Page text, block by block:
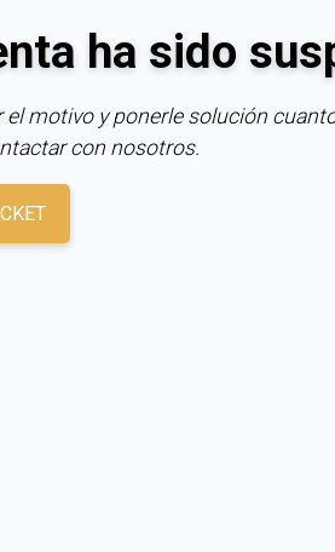
ha sido
el motivo y ponerle solución
con nosotros.